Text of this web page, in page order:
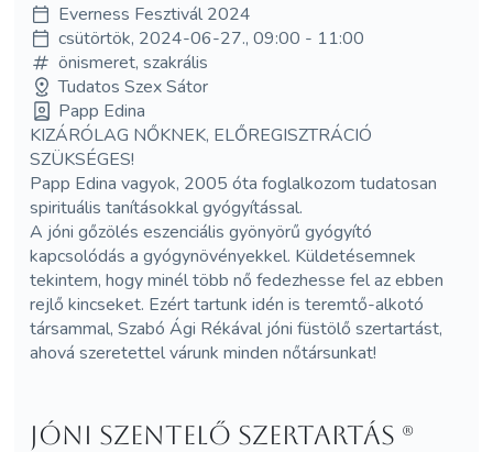
Everness Fesztivál 2024
csütörtök, 2024-06-27., 09:00 - 11:00
önismeret, szakrális
Tudatos Szex Sátor
Papp Edina
KIZÁRÓLAG NŐKNEK, ELŐREGISZTRÁCIÓ
SZÜKSÉGES!
Papp Edina vagyok, 2005 óta foglalkozom tudatosan
spirituális tanításokkal gyógyítással.
A jóni gőzölés eszenciális gyönyörű gyógyító
kapcsolódás a gyógynövényekkel. Küldetésemnek
tekintem, hogy minél több nő fedezhesse fel az ebben
rejlő kincseket. Ezért tartunk idén is teremtő-alkotó
társammal, Szabó Ági Rékával jóni füstölő szertartást,
ahová szeretettel várunk minden nőtársunkat!
Jóni szentelő szertartás (R)